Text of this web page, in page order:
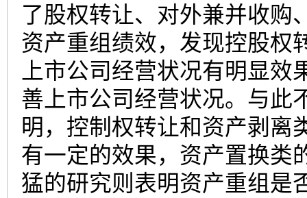
了股权转让、对外兼并收购
资产重组绩效，发现控股权
上市公司经营状况有明显
善上市公司经营状况。与此
明，控制权转让和资产剥离
有一定的效果，资产置换类
猛的研究则表明资产重组是